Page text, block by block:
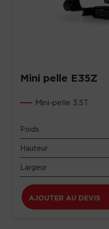
Mini pelle E35Z
Mini-pelle 3,5T
Poids
Hauteur
Largeur
AJOUTER AU DEVIS